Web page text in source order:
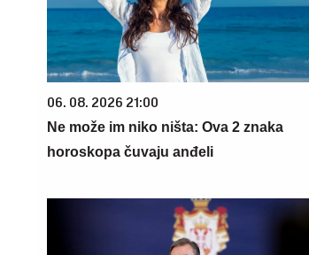
06. 08. 2026 21:00
Ne može im niko ništa: Ova 2 znaka
horoskopa čuvaju anđeli